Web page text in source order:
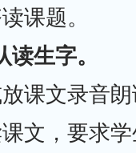
课题。
生字。
课文录音
文，要求